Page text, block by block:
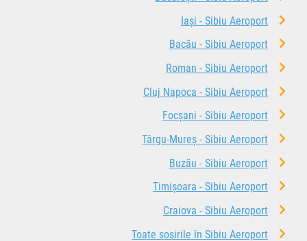
Iași - Sibiu Aeroport
Bacău - Sibiu Aeroport
Roman - Sibiu Aeroport
Cluj Napoca - Sibiu Aeroport
Focșani - Sibiu Aeroport
Târgu-Mureș - Sibiu Aeroport
Buzău - Sibiu Aeroport
Timișoara - Sibiu Aeroport
Craiova - Sibiu Aeroport
Toate sosirile în Sibiu Aeroport